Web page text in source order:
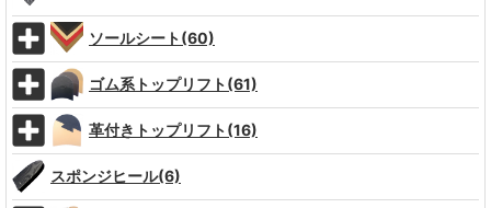
ソールシート(60)
ゴム系トップリフト(61)
革付きトップリフト(16)
スポンジヒール(6)